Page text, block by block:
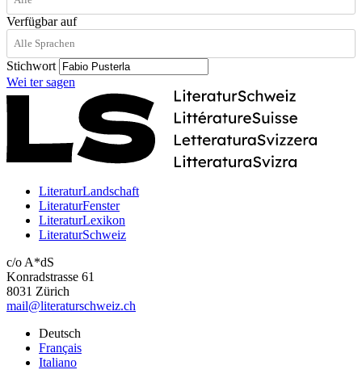
Verfügbar auf
Stichwort
Wei ter sagen
LiteraturLandschaft
LiteraturFenster
LiteraturLexikon
LiteraturSchweiz
c/o A*dS
Konradstrasse 61
8031 Zürich
mail@literaturschweiz.ch
Deutsch
Français
Italiano